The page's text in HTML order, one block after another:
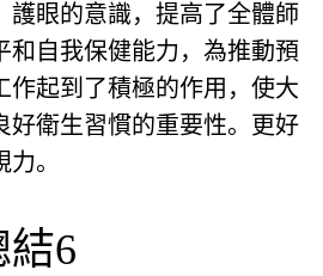
護眼的意識，提高了全體師
和自我保健能力，為推動預
作起到了積極的作用，使大
好衛生習慣的重要性。更好
。
6